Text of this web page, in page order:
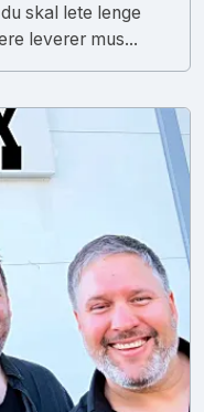
skal lete lenge
leverer mus...